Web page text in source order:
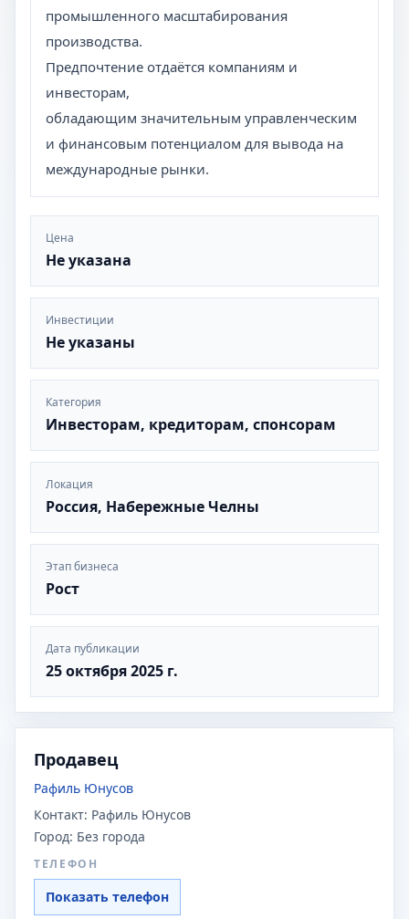
промышленного масштабирования
производства.
Предпочтение отдаётся компаниям и
инвесторам,
обладающим значительным управленческим
и финансовым потенциалом для вывода на
международные рынки.
Цена
Не указана
Инвестиции
Не указаны
Категория
Инвесторам, кредиторам, спонсорам
Локация
Россия, Набережные Челны
Этап бизнеса
Рост
Дата публикации
25 октября 2025 г.
Продавец
Рафиль Юнусов
Контакт: Рафиль Юнусов
Город: Без города
ТЕЛЕФОН
Показать телефон